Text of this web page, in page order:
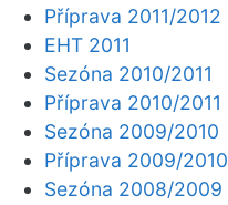
Příprava 2011/2012
EHT 2011
Sezóna 2010/2011
Příprava 2010/2011
Sezóna 2009/2010
Příprava 2009/2010
Sezóna 2008/2009